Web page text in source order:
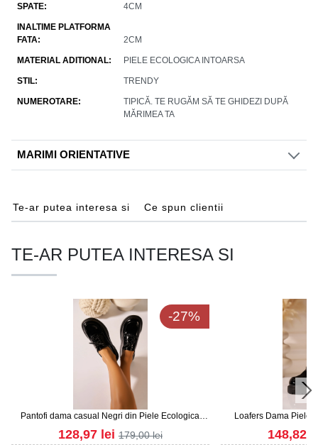
SPATE
4CM
INALTIME PLATFORMA
FATA
2CM
MATERIAL ADITIONAL PIELE ECOLOGICA INTOARSA
STIL TRENDY
NUMEROTARE
TIPICĂ. TE RUGĂM SĂ TE GHIDEZI DUPĂ
MĂRIMEA TA
MARIMI ORIENTATIVE
Te-ar putea interesa si Ce spun clientii
TE-AR PUTEA INTERESA SI
-27%
Pantofi dama casual Negri din Piele Ecologica
Lacuita Maizey
128,97 lei 179,00lei
Loafers Dama Piele
148,82